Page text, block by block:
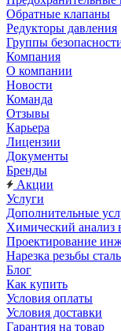
Обратные клапаны
Редукторы давления
Группы
Компания
О компании
Новости
Команда
Отзывы
Карьера
Лицензии
Документы
Бренды
Акции
Услуги
Дополнительные
Химический анализ
Проектирование
Нарезка резьбы
Блог
Как купить
Условия оплаты
Условия доставки
Гарантия на товар